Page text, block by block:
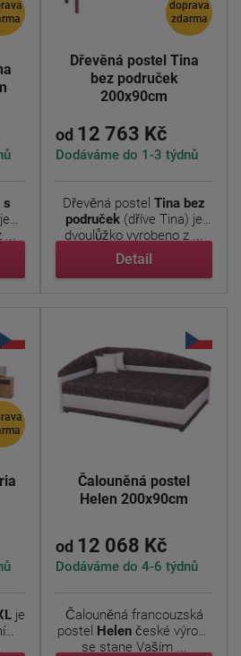
s
...
doprava
zdarma
Dřevěná postel Tina
bez područek
200x90cm
od 12 763 Kč
Dodáváme do 1-3 týdnů
Dřevěná postel Tina bez
područek (dříve Tina) je
dvoulůžko vyrobeno z ...
Detail
je
Čalouněná postel
Helen 200x90cm
od 12 068 Kč
Dodáváme do 4-6 týdnů
Čalouněná francouzská
postel Helenčeské výroby
se stane Vaším ...